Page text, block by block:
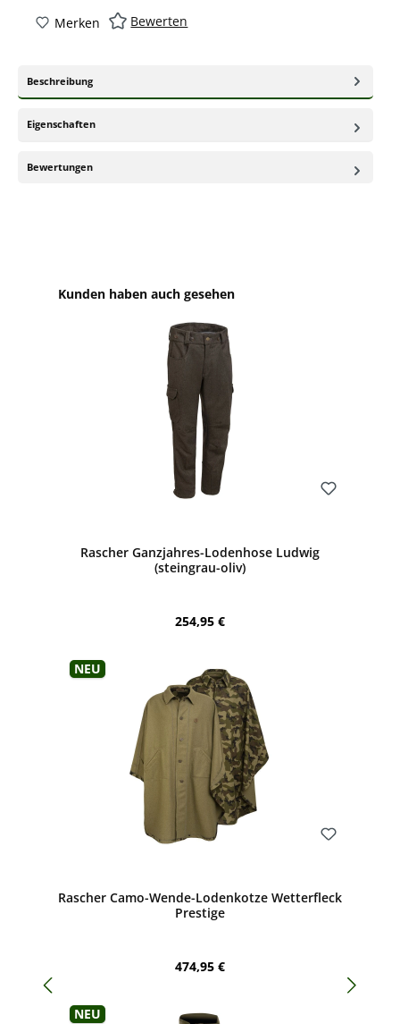
Merken Bewerten
Beschreibung
Eigenschaften
Bewertungen
Produktgalerie überspringen
Kunden haben auch gesehen
Rascher Ganzjahres-Lodenhose Ludwig
(steingrau-oliv)
Regulärer Preis:
254,95 €
Neu
Rascher Camo-Wende-Lodenkotze Wetterfleck
Prestige
Regulärer Preis:
474,95 €
Neu